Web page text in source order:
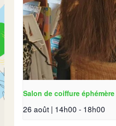
Salon de coiffure éphémère
26 août | 14h00 - 18h00